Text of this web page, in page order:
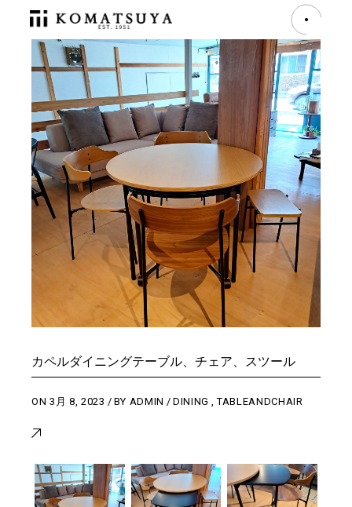
カペルダイニングテーブル、チェア、スツール
ON3月 8, 2023 BY ADMIN DINING ,TABLEANDCHAIR